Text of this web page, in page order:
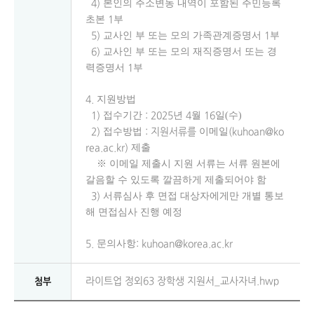
4) 본인의 주소변동 내역이 포함된 주민등록
초본 1 부
5) 교사인 부 또는 모의 가족관계증명서 1 부
6) 교사인 부 또는 모의 재직증명서 또는 경
력증명서 1 부
4. 지원방법
1) 접수기간 : 2025년 4월 16일(수)
2) 접수방법 : 지원서류를 이메일 (kuhoan@ko
rea.ac.kr) 제출
※ 이메일 제출시 지원 서류는 서류 원본에
갈음할 수 있도록 깔끔하게 제출되어야 함
3) 서류심사 후 면접 대상자에게만 개별 통보
해 면접심사 진행 예정
5. 문의사항: kuhoan@korea.ac.kr
첨부 라이트업 정외63 장학생 지원서_교사자녀.hwp